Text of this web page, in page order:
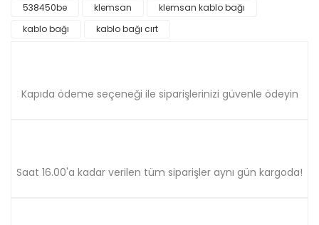
Ürün resmi kalitesiz, bozuk veya görüntülenemiyor.
Ürün açıklamasında eksik bilgiler bulunuyor.
Bu ürüne benzer farklı alternatifler olmalı.
Gönder
538450be
klemsan
klemsan kablo bağı
kablo bağı
kablo bağı cırt
Kapıda ödeme seçeneği ile siparişlerinizi güvenle ödeyin
Saat 16.00'a kadar verilen tüm siparişler aynı gün kargoda!